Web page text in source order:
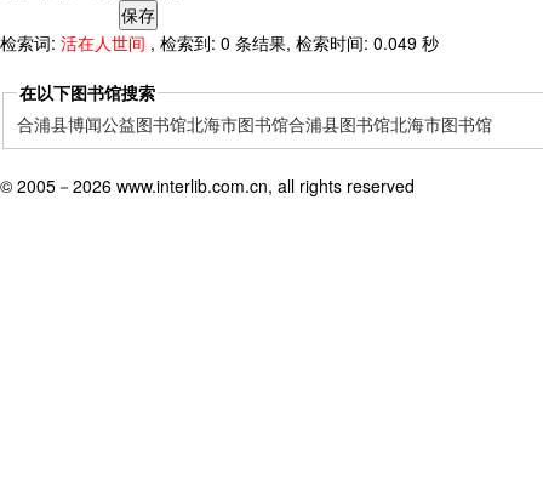
检索词: 活在人世间 , 检索到: 0 条结果, 检索时间: 0.049 秒
在以下图书馆搜索
合浦县博闻公益图书馆北海市图书馆合浦县图书馆北海市图书馆
© 2005－ 2026 www.interlib.com.cn, all rights reserved